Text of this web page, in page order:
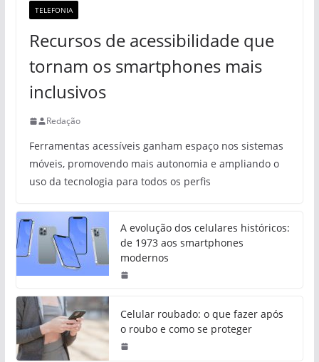
TELEFONIA
Recursos de acessibilidade que
tornam os smartphones mais
inclusivos
Redação
Ferramentas acessíveis ganham espaço nos sistemas
móveis, promovendo mais autonomia e ampliando o
uso da tecnologia para todos os perfis
A evolução dos celulares históricos:
de 1973 aos smartphones
modernos
Celular roubado: o que fazer após
o roubo e como se proteger